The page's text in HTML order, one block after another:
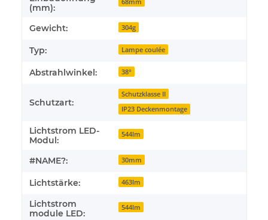
(mm):
Gewicht: 304g
Typ: Lampe coulée
Abstrahlwinkel: 38°
Schutzart:
Schutzklasse II
IP23 Deckenmontage
Lichtstrom LED-
Modul:
544lm
#NAME?: 30mm
Lichtstärke: 463lm
Lichtstrom
module LED:
544lm